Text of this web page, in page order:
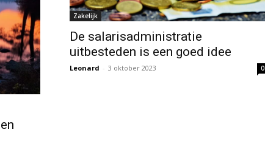
Zakelijk
De salarisadministratie
uitbesteden is een goed idee
Leonard - 3 oktober 2023 0